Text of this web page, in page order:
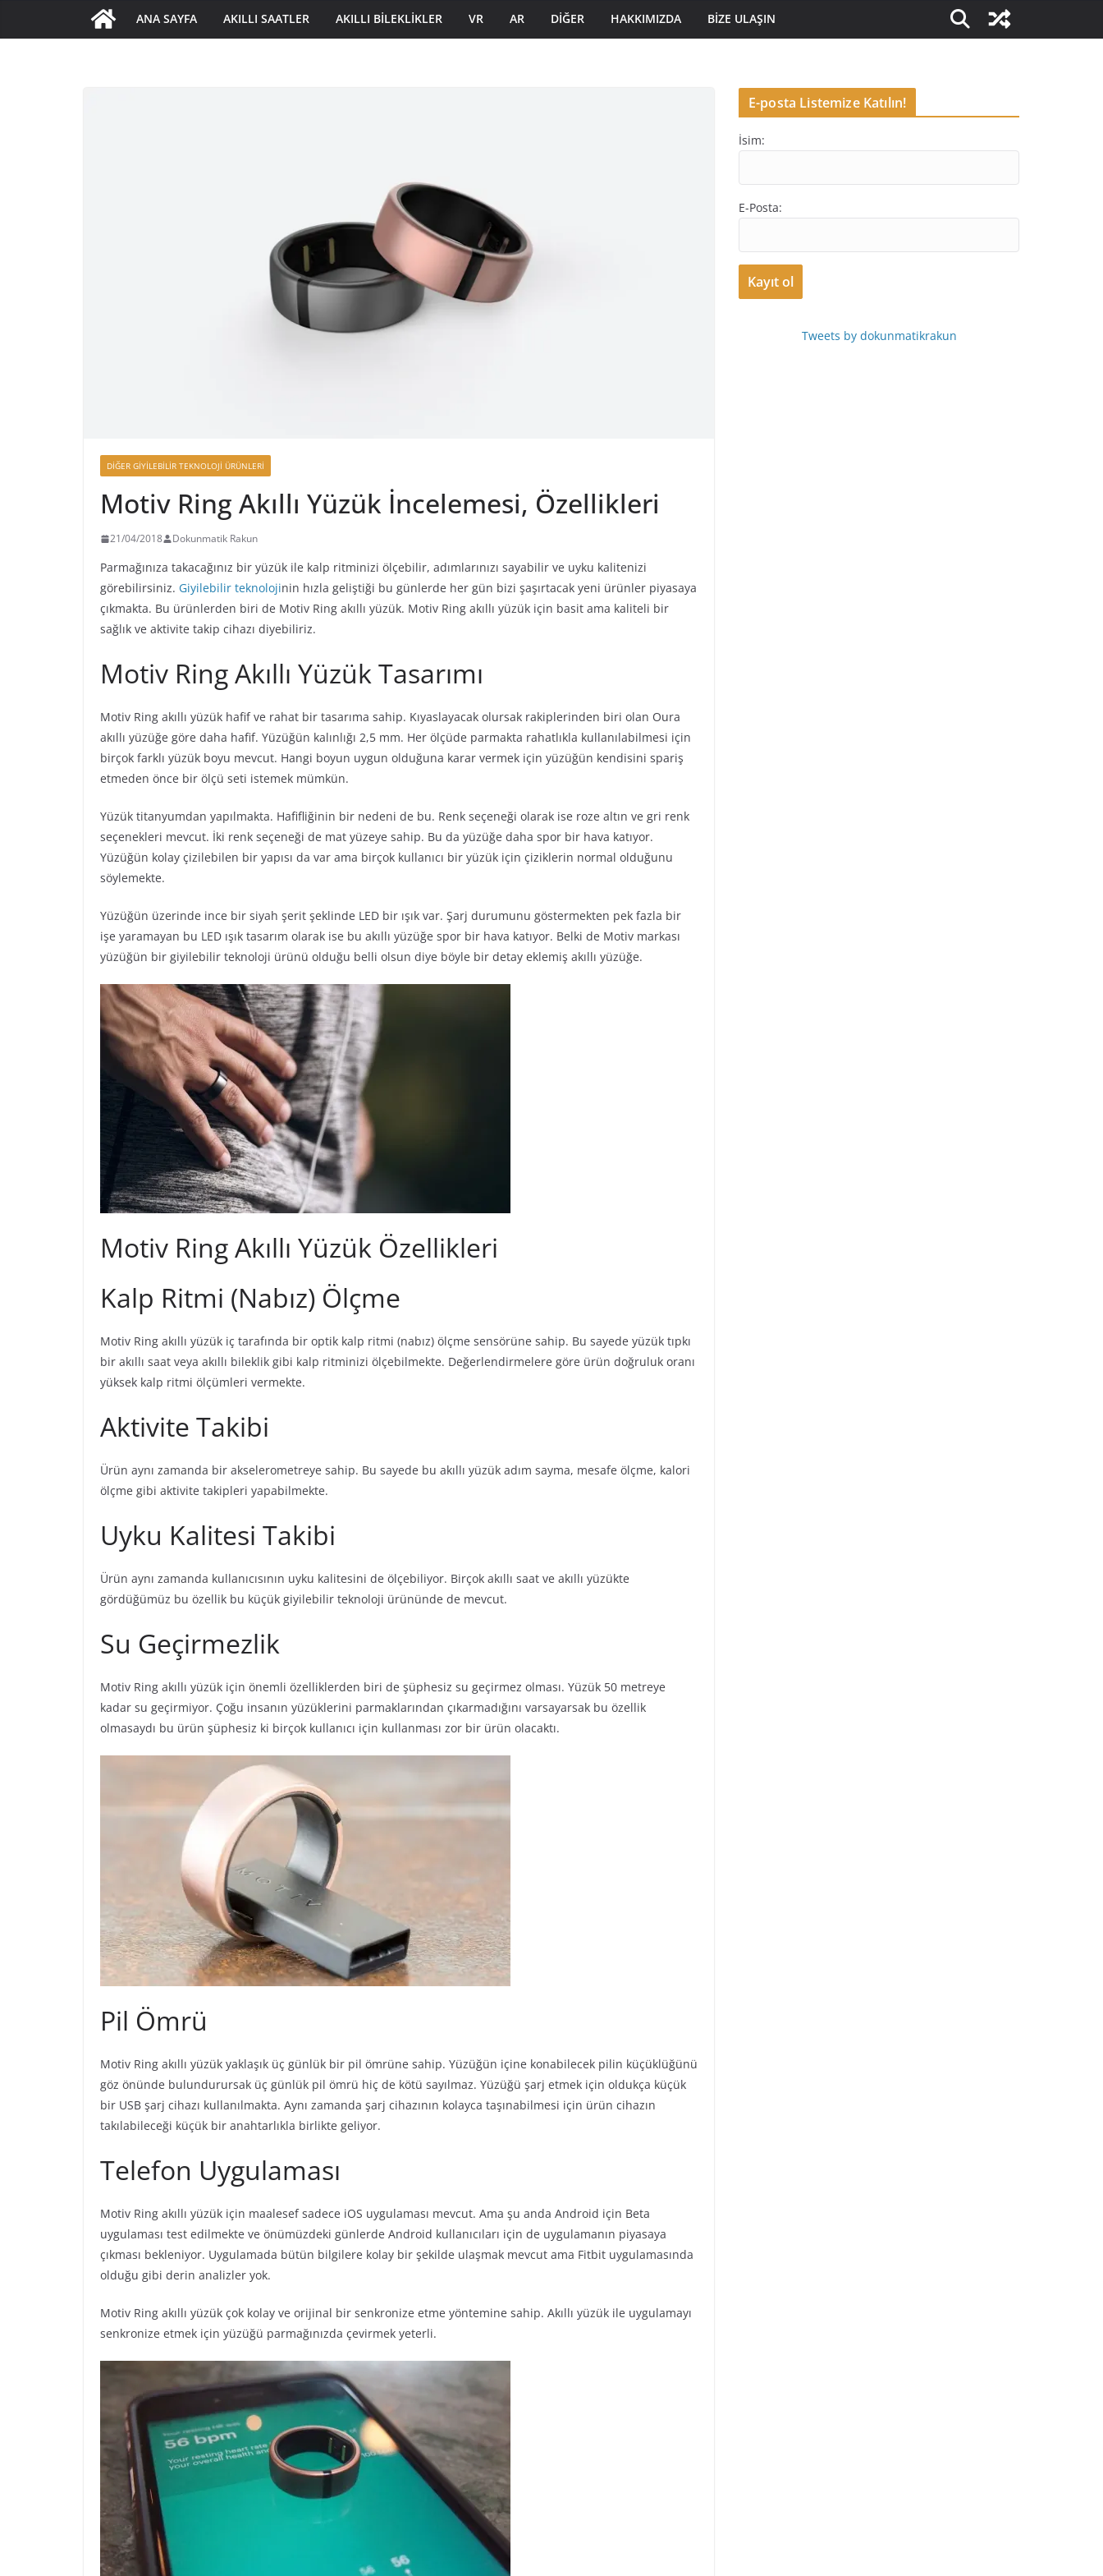
ANA SAYFA AKILLI SAATLER AKILLI BILEKLIKLER VR AR DIĞER HAKKIMIZDA BIZE ULAŞIN
DIĞER GIYILEBILIR TEKNOLOJI ÜRÜNLERI
Motiv Ring Akıllı Yüzük İncelemesi, Özellikleri
21/04/2018 Dokunmatik Rakun
Parmağınıza takacağınız bir yüzük ile kalp ritminizi ölçebilir, adımlarınızı sayabilir ve uyku kalitenizi
görebilirsiniz. Giyilebilir teknolojinin hızla geliştiği bu günlerde her gün bizi şaşırtacak yeni ürünler piyasaya
çıkmakta. Bu ürünlerden biri de Motiv Ring akıllı yüzük. Motiv Ring akıllı yüzük için basit ama kaliteli bir
sağlık ve aktivite takip cihazı diyebiliriz.
Motiv Ring Akıllı Yüzük Tasarımı
Motiv Ring akıllı yüzük hafif ve rahat bir tasarıma sahip. Kıyaslayacak olursak rakiplerinden biri olan Oura
akıllı yüzüğe göre daha hafif. Yüzüğün kalınlığı 2,5 mm. Her ölçüde parmakta rahatlıkla kullanılabilmesi için
birçok farklı yüzük boyu mevcut. Hangi boyun uygun olduğuna karar vermek için yüzüğün kendisini spariş
etmeden önce bir ölçü seti istemek mümkün.
Yüzük titanyumdan yapılmakta. Hafifliğinin bir nedeni de bu. Renk seçeneği olarak ise roze altın ve gri renk
seçenekleri mevcut. İki renk seçeneği de mat yüzeye sahip. Bu da yüzüğe daha spor bir hava katıyor.
Yüzüğün kolay çizilebilen bir yapısı da var ama birçok kullanıcı bir yüzük için çiziklerin normal olduğunu
söylemekte.
Yüzüğün üzerinde ince bir siyah şerit şeklinde LED bir ışık var. Şarj durumunu göstermekten pek fazla bir
işe yaramayan bu LED ışık tasarım olarak ise bu akıllı yüzüğe spor bir hava katıyor. Belki de Motiv markası
yüzüğün bir giyilebilir teknoloji ürünü olduğu belli olsun diye böyle bir detay eklemiş akıllı yüzüğe.
Motiv Ring Akıllı Yüzük Özellikleri
Kalp Ritmi (Nabız) Ölçme
Motiv Ring akıllı yüzük iç tarafında bir optik kalp ritmi (nabız) ölçme sensörüne sahip. Bu sayede yüzük tıpkı
bir akıllı saat veya akıllı bileklik gibi kalp ritminizi ölçebilmekte. Değerlendirmelere göre ürün doğruluk oranı
yüksek kalp ritmi ölçümleri vermekte.
Aktivite Takibi
Ürün aynı zamanda bir akselerometreye sahip. Bu sayede bu akıllı yüzük adım sayma, mesafe ölçme, kalori
ölçme gibi aktivite takipleri yapabilmekte.
Uyku Kalitesi Takibi
Ürün aynı zamanda kullanıcısının uyku kalitesini de ölçebiliyor. Birçok akıllı saat ve akıllı yüzükte
gördüğümüz bu özellik bu küçük giyilebilir teknoloji ürününde de mevcut.
Su Geçirmezlik
Motiv Ring akıllı yüzük için önemli özelliklerden biri de şüphesiz su geçirmez olması. Yüzük 50 metreye
kadar su geçirmiyor. Çoğu insanın yüzüklerini parmaklarından çıkarmadığını varsayarsak bu özellik
olmasaydı bu ürün şüphesiz ki birçok kullanıcı için kullanması zor bir ürün olacaktı.
Pil Ömrü
Motiv Ring akıllı yüzük yaklaşık üç günlük bir pil ömrüne sahip. Yüzüğün içine konabilecek pilin küçüklüğünü
göz önünde bulundurursak üç günlük pil ömrü hiç de kötü sayılmaz. Yüzüğü şarj etmek için oldukça küçük
bir USB şarj cihazı kullanılmakta. Aynı zamanda şarj cihazının kolayca taşınabilmesi için ürün cihazın
takılabileceği küçük bir anahtarlıkla birlikte geliyor.
Telefon Uygulaması
Motiv Ring akıllı yüzük için maalesef sadece iOS uygulaması mevcut. Ama şu anda Android için Beta
uygulaması test edilmekte ve önümüzdeki günlerde Android kullanıcıları için de uygulamanın piyasaya
çıkması bekleniyor. Uygulamada bütün bilgilere kolay bir şekilde ulaşmak mevcut ama Fitbit uygulamasında
olduğu gibi derin analizler yok.
Motiv Ring akıllı yüzük çok kolay ve orijinal bir senkronize etme yöntemine sahip. Akıllı yüzük ile uygulamayı
senkronize etmek için yüzüğü parmağınızda çevirmek yeterli.
E-posta Listemize Katılın!
İsim:
E-Posta:
Tweets by dokunmatikrakun